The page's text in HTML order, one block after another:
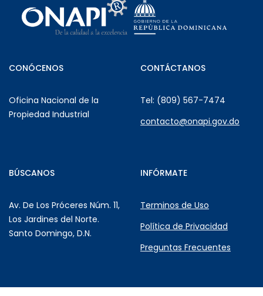
CONÓCENOS
Oficina Nacional de la
Propiedad Industrial
CONTÁCTANOS
Tel: (809) 567-7474
contacto@onapi.gov.do
BÚSCANOS
Av. De Los Próceres Núm. 11,
Los Jardines del Norte.
Santo Domingo, D.N.
INFÓRMATE
Terminos de Uso
Política de Privacidad
Preguntas Frecuentes